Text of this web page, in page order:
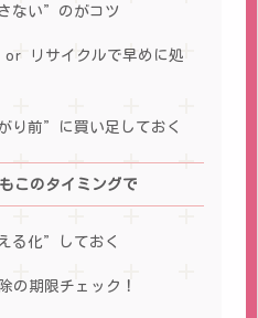
ない”のがコツ
or リサイクルで早めに処
り前”に買い足しておく
このタイミングで
る化”しておく
の期限チェック！